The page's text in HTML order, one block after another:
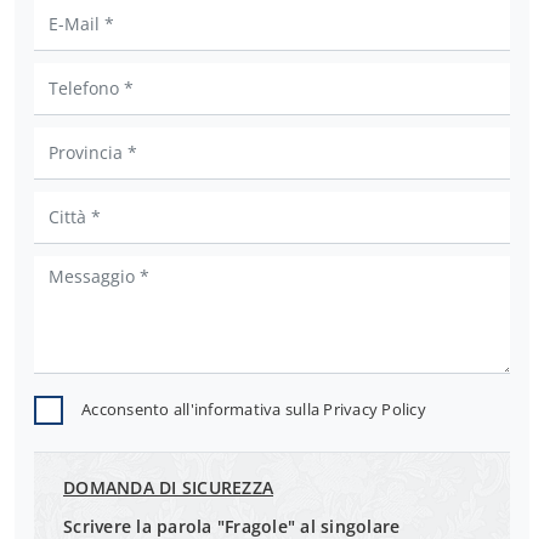
Acconsento all'informativa sulla Privacy Policy
DOMANDA DI SICUREZZA
Scrivere la parola "Fragole" al singolare